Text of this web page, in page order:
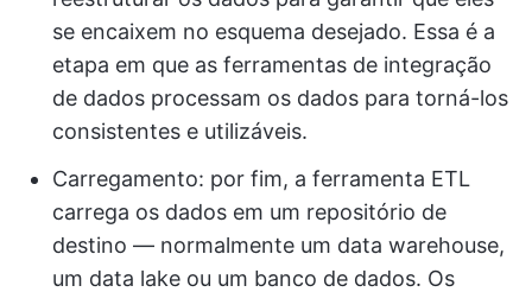
se encaixem no esquema desejado. Essa é a
etapa em que as ferramentas de integração
de dados processam os dados para torná-los
consistentes e utilizáveis.
Carregamento: por fim, a ferramenta ETL
carrega os dados em um repositório de
destino — normalmente um data warehouse,
um data lake ou um banco de dados. Os